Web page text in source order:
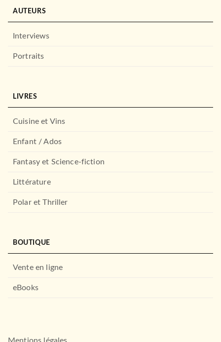
AUTEURS
Interviews
Portraits
LIVRES
Cuisine et Vins
Enfant / Ados
Fantasy et Science-fiction
Littérature
Polar et Thriller
BOUTIQUE
Vente en ligne
eBooks